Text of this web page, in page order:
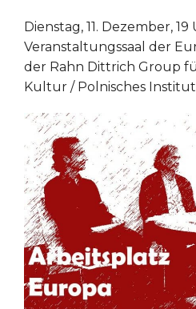
Dienstag, 11. Dezember, 19
Veranstaltungssaal der
der Rahn Dittrich Group
Kultur / Polnisches Institut